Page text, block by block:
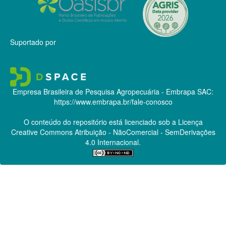
Suportado por
Empresa Brasileira de Pesquisa Agropecuária - Embrapa SAC:
https://www.embrapa.br/fale-conosco
O conteúdo do repositório está licenciado sob a Licença
Creative CommonsAtribuição - NãoComercial - SemDerivações
4.0 Internacional.